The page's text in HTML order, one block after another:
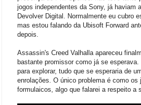
jogos independentes da Sony, já haviam
Devolver Digital. Normalmente eu cubro
mas estou falando da Ubisoft Forward
depois.
Assassin's Creed Valhalla apareceu
bastante promissor como já se
para explorar, tudo que se esperaria de
enrolações. O único problema é como
formulaicos, algo que falarei a respeito a